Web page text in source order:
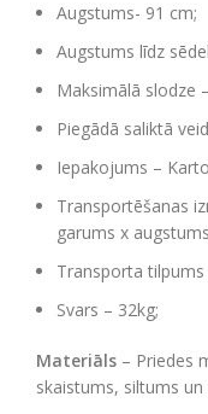
Augstums- 91 cm;
Augstums līdz
Maksimālā slodze
Piegādā saliktā
Iepakojums –
Transportēšanas
garums x
Transporta
Svars – 32kg;
Materiāls – Priedes
skaistums, siltums un